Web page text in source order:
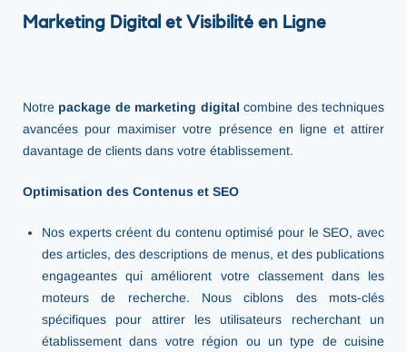
Marketing Digital et Visibilité en Ligne
Notre package de marketing digital combine des techniques
avancées pour maximiser votre présence en ligne et attirer
davantage de clients dans votre établissement.
Optimisation des Contenus et SEO
Nos experts créent du contenu optimisé pour le SEO, avec
des articles, des descriptions de menus, et des publications
engageantes qui améliorent votre classement dans les
moteurs de recherche. Nous ciblons des mots-clés
spécifiques pour attirer les utilisateurs recherchant un
établissement dans votre région ou un type de cuisine